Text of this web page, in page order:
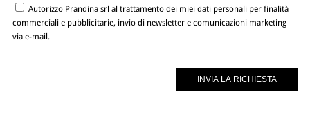
Autorizzo Prandina srl al trattamento dei miei dati personali per finalità
commerciali e pubblicitarie, invio di newsletter e comunicazioni marketing
via e-mail.